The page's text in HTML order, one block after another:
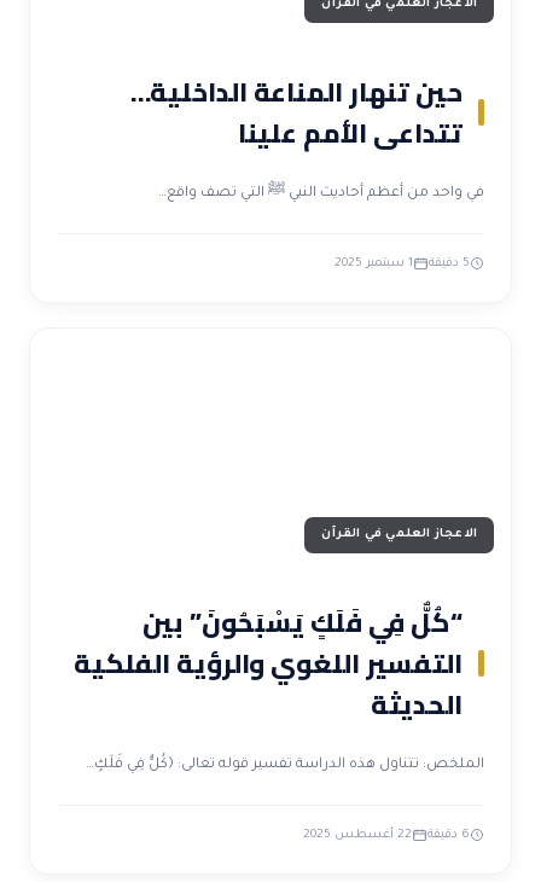
الاعجاز العلمي في القرآن
حين تنهار المناعة الداخلية…
تتداعى الأمم علينا
في واحد من أعظم أحاديث النبي ﷺ التي تصف واقع…
5 دقيقة 1 سبتمبر 2025
الاعجاز العلمي في القرآن
“كُلٌّ فِي فَلَكٍ يَسْبَحُونَ” بين
التفسير اللغوي والرؤية الفلكية
الحديثة
الملخص: تتناول هذه الدراسة تفسير قوله تعالى: ﴿كُلٌّ فِي فَلَكٍ…
6 دقيقة 22 أغسطس 2025